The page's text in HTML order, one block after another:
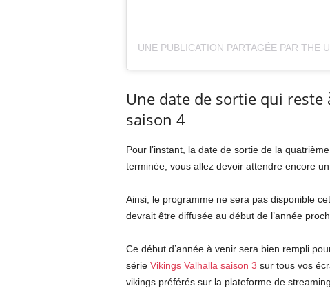
Une date de sortie qui
saison 4
Pour l’instant, la date de sortie de la
terminée, vous allez devoir attendre encore
Ainsi, le programme ne sera pas disponible
devrait être diffusée au début de l’année
Ce début d’année à venir sera bien rempli
série Vikings Valhalla saison 3 sur tous vos
vikings préférés sur la plateforme de